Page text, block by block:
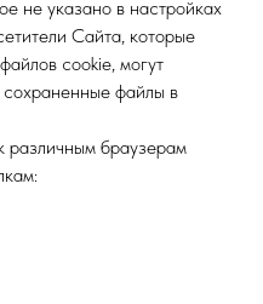
не указано в настройках
Сайта, которые
cookie, могут
файлы в
различным браузерам